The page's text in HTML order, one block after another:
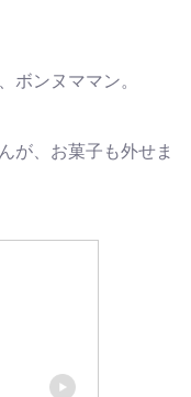
ボンヌママン。
が、お菓子も外せま